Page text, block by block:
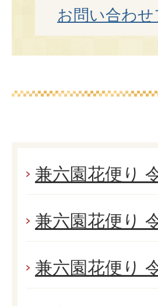
お問い合わ
兼六園花便り
兼六園花便り
兼六園花便り